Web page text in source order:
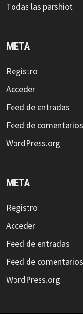
Todas las parshiot
META
Registro
Acceder
Feed de entradas
Feed de comentarios
WordPress.org
META
Registro
Acceder
Feed de entradas
Feed de comentarios
WordPress.org